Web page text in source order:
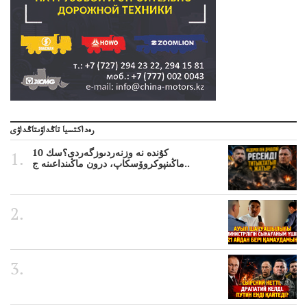
رەداكتسيا تاڭداۋىتاڭداۋى
10 كۇندە نە وزنەردىوزگەردى؟سك
ماڭىنپوكروۆسكاپ، درون ماڭىنداعىنە ج..